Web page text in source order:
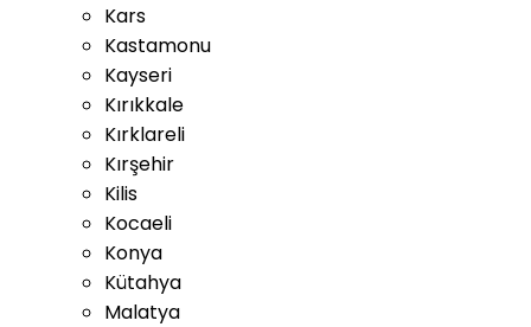
Kars
Kastamonu
Kayseri
Kırıkkale
Kırklareli
Kırşehir
Kilis
Kocaeli
Konya
Kütahya
Malatya